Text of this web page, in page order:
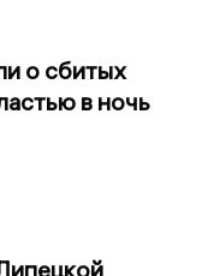
о сбитых
в ночь